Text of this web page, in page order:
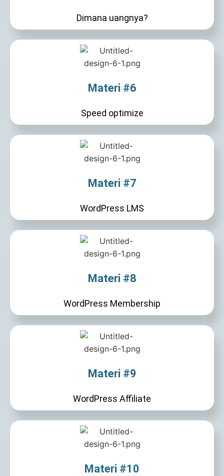
Dimana uangnya?
Materi #6
Speed optimize
Materi #7
WordPress LMS
Materi #8
WordPress Membership
Materi #9
WordPress Affiliate
Materi #10